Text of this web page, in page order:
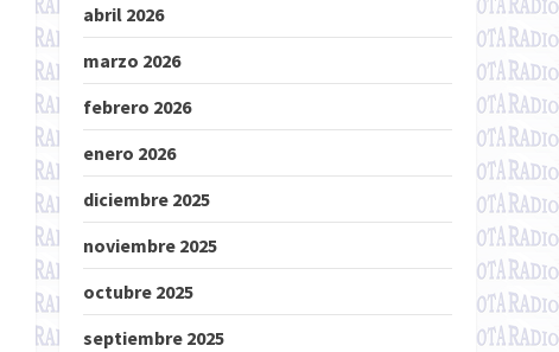
abril 2026
marzo 2026
febrero 2026
enero 2026
diciembre 2025
noviembre 2025
octubre 2025
septiembre 2025